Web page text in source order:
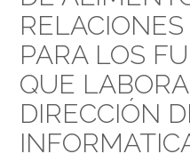
PARA LOS
QUE
DIRECCIÓN